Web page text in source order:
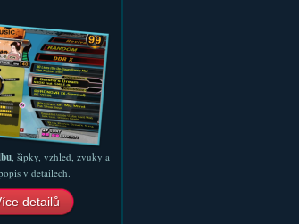
, šipky, vzhled, zvuky a
v detailech.
detailů